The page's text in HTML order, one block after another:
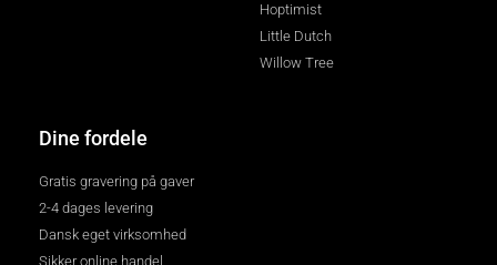
Hoptimist
Little Dutch
Willow Tree
Dine fordele
Gratis gravering på gaver
2-4 dages levering
Dansk eget virksomhed
Sikker online handel